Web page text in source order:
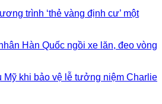
trình ‘thẻ vàng định cư’ một
Hàn Quốc ngồi xe lăn, đeo vòng
Mỹ khi bảo vệ lễ tưởng niệm Charlie